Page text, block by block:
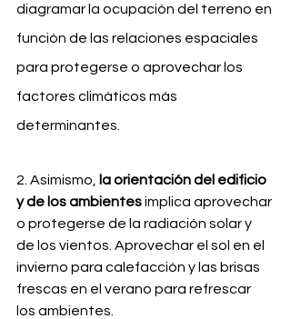
diagramar la ocupación del terreno en
función de las relaciones espaciales
para protegerse o aprovechar los
factores climáticos más
determinantes.
2. Asimismo,
la orientación del edificio
y de los ambientes implica aprovechar
o protegerse de la radiación solar y
de los vientos. Aprovechar el sol en el
invierno para calefacción y las brisas
frescas en el verano para refrescar
los ambientes.